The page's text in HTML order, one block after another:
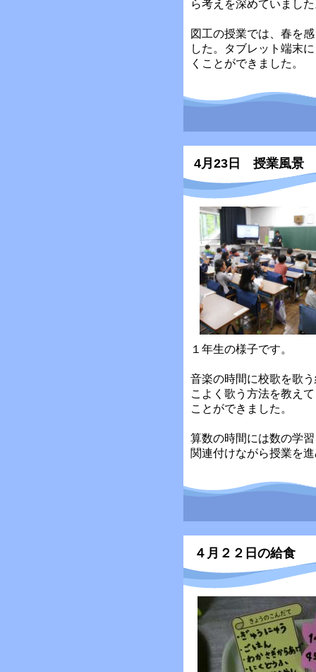
ら考えを深めていまし
図工の授業では、春を
した。タブレット端末
くことができました。
4月23日 授業風景
１年生の様子です。
音楽の時間に校歌を歌
こよく歌う方法を教え
ことができました。
算数の時間には数の学
関連付けながら授業を
４月２２日の給食